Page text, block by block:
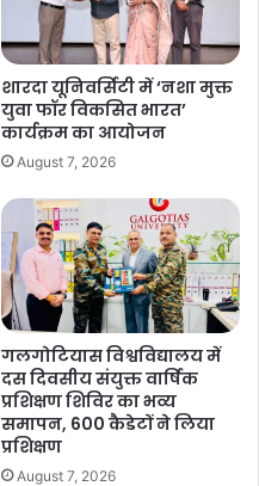
शारदा यूनिवर्सिटी में ‘नशा मुक्त
युवा फॉर विकसित भारत’
कार्यक्रम का आयोजन
August 7, 2026
गलगोटियास विश्वविद्यालय में
दस दिवसीय संयुक्त वार्षिक
प्रशिक्षण शिविर का भव्य
समापन, 600 कैडेटों ने लिया
प्रशिक्षण
August 7, 2026